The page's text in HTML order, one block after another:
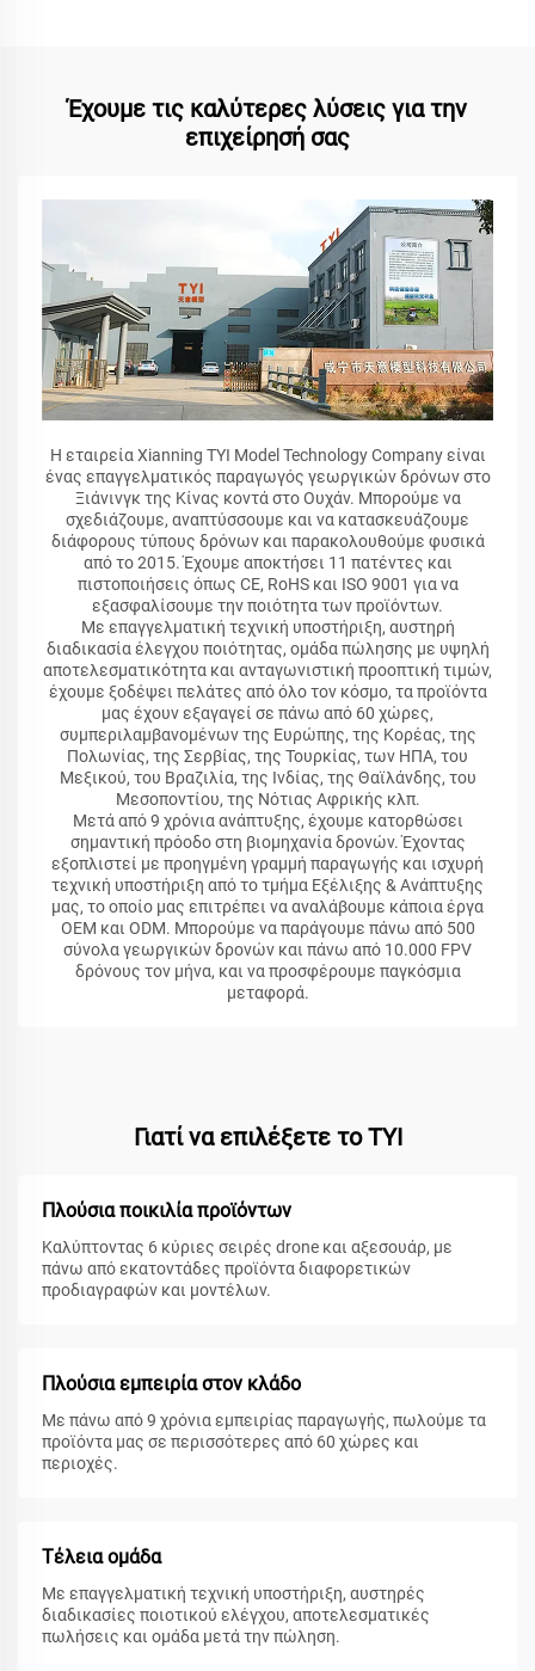
Έχουμε τις καλύτερες λύσεις για την
επιχείρησή σας
Η εταιρεία Xianning TYI Model Technology Company είναι
ένας επαγγελματικός παραγωγός γεωργικών δρόνων στο
Ξιάνινγκ της Κίνας κοντά στο Ουχάν. Μπορούμε να
σχεδιάζουμε, αναπτύσσουμε και να κατασκευάζουμε
διάφορους τύπους δρόνων και παρακολουθούμε φυσικά
από το 2015. Έχουμε αποκτήσει 11 πατέντες και
πιστοποιήσεις όπως CE, RoHS και ISO 9001 για να
εξασφαλίσουμε την ποιότητα των προϊόντων.
Με επαγγελματική τεχνική υποστήριξη, αυστηρή
διαδικασία έλεγχου ποιότητας, ομάδα πώλησης με υψηλή
αποτελεσματικότητα και ανταγωνιστική προοπτική τιμών,
έχουμε ξοδέψει πελάτες από όλο τον κόσμο, τα προϊόντα
μας έχουν εξαγαγεί σε πάνω από 60 χώρες,
συμπεριλαμβανομένων της Ευρώπης, της Κορέας, της
Πολωνίας, της Σερβίας, της Τουρκίας, των ΗΠΑ, του
Μεξικού, του Βραζιλία, της Ινδίας, της Θαϊλάνδης, του
Μεσοποντίου, της Νότιας Αφρικής κλπ.
Μετά από 9 χρόνια ανάπτυξης, έχουμε κατορθώσει
σημαντική πρόοδο στη βιομηχανία δρονών. Έχοντας
εξοπλιστεί με προηγμένη γραμμή παραγωγής και ισχυρή
τεχνική υποστήριξη από το τμήμα Εξέλιξης & Ανάπτυξης
μας, το οποίο μας επιτρέπει να αναλάβουμε κάποια έργα
OEM και ODM. Μπορούμε να παράγουμε πάνω από 500
σύνολα γεωργικών δρονών και πάνω από 10.000 FPV
δρόνους τον μήνα, και να προσφέρουμε παγκόσμια
μεταφορά.
Γιατί να επιλέξετε το TYI
Πλούσια ποικιλία προϊόντων
Καλύπτοντας 6 κύριες σειρές drone και αξεσουάρ, με
πάνω από εκατοντάδες προϊόντα διαφορετικών
προδιαγραφών και μοντέλων.
Πλούσια εμπειρία στον κλάδο
Με πάνω από 9 χρόνια εμπειρίας παραγωγής, πωλούμε τα
προϊόντα μας σε περισσότερες από 60 χώρες και
περιοχές.
Τέλεια ομάδα
Με επαγγελματική τεχνική υποστήριξη, αυστηρές
διαδικασίες ποιοτικού ελέγχου, αποτελεσματικές
πωλήσεις και ομάδα μετά την πώληση.